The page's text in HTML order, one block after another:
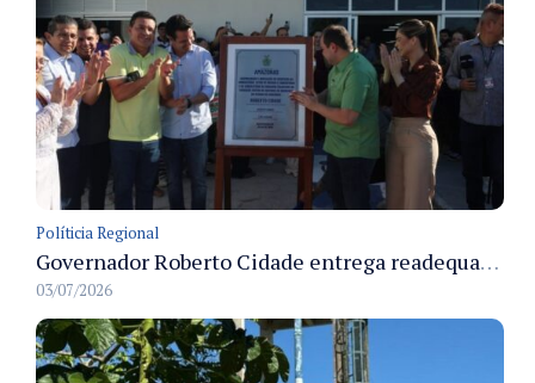
Políticia Regional
Governador Roberto Cidade entrega readequação do ambulatório da FCecon e amplia capacidade de atendimento oncológico em Manaus
03/07/2026